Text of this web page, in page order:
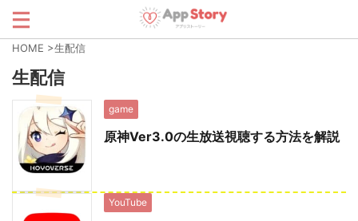
HOME >生配信
生配信
game
原神Ver3.0の生放送視聴する方法を解説
YouTube